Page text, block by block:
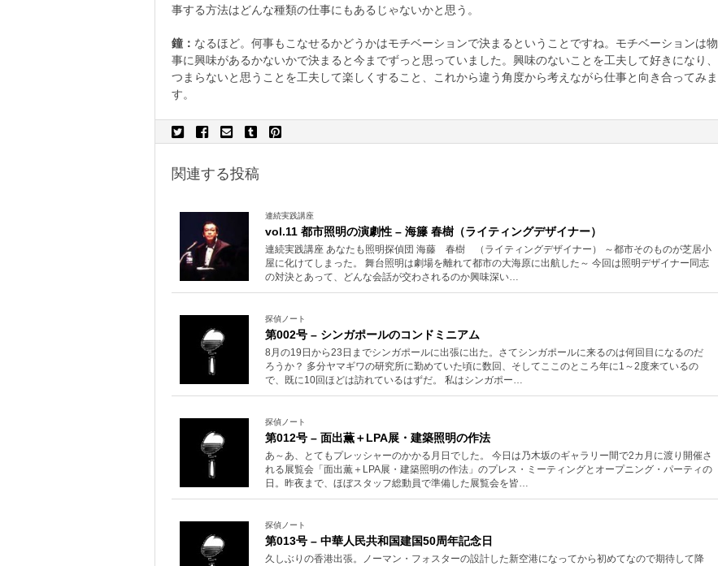
事する方法はどんな種類の仕事にもあるじゃないかと思う。
鐘： なるほど。何事もこなせるかどうかはモチベーションで決まるということですね。モチベーションは物
事に興味があるかないかで決まると今までずっと思っていました。興味のないことを工夫して好きになり、
つまらないと思うことを工夫して楽しくすること、これから違う角度から考えながら仕事と向き合ってみま
す。
関連する投稿
連続実践講座
vol.11 都市照明の演劇性 – 海籐 春樹（ライティングデザイナー）
連続実践講座 あなたも照明探偵団 海藤 春樹 （ライティングデザイナー） ～都市そのものが芝居小
屋に化けてしまった。 舞台照明は劇場を離れて都市の大海原に出航した～ 今回は照明デザイナー同志
の対決とあって、どんな会話が交わされるのか興味深い…
探偵ノート
第002号 – シンガポールのコンドミニアム
8月の19日から23日までシンガポールに出張に出た。さてシンガポールに来るのは何回目になるのだ
ろうか？ 多分ヤマギワの研究所に勤めていた頃に数回、そしてここのところ年に1～2度来ているの
で、既に10回ほどは訪れているはずだ。 私はシンガポー…
探偵ノート
第012号 – 面出薫＋LPA展・建築照明の作法
あ～あ、とてもプレッシャーのかかる月日でした。 今日は乃木坂のギャラリー間で2カ月に渡り開催さ
れる展覧会「面出薫＋LPA展・建築照明の作法」のプレス・ミーティングとオープニング・パーティの
日。昨夜まで、ほぼスタッフ総動員で準備した展覧会を皆…
探偵ノート
第013号 – 中華人民共和国建国50周年記念日
久しぶりの香港出張。ノーマン・フォスターの設計した新空港になってから初めてなので期待して降